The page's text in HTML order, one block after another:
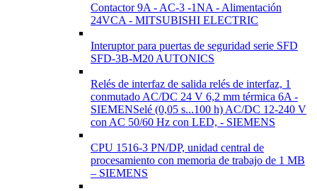
Contactor 9A - AC-3 -1NA - Alimentación
24VCA - MITSUBISHI ELECTRIC
Interuptor para puertas de seguridad serie SFD
SFD-3B-M20 AUTONICS
Relés de interfaz de salida relés de interfaz, 1
conmutado AC/DC 24 V 6,2 mm térmica 6A -
SIEMENSelé (0,05 s...100 h) AC/DC 12-240 V
con AC 50/60 Hz con LED, - SIEMENS
CPU 1516-3 PN/DP, unidad central de
procesamiento con memoria de trabajo de 1 MB
– SIEMENS